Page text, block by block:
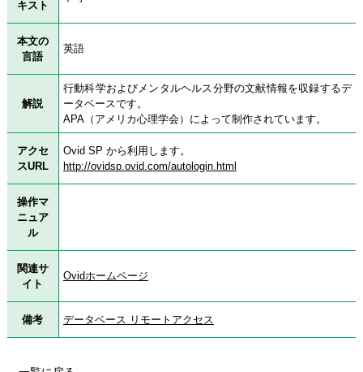
キスト
本文の
言語
英語
解説
行動科学およびメンタルヘルス分野の文献情報を収録するデ
ータベースです。
APA（アメリカ心理学会）によって制作されています。
アクセ
スURL
Ovid SP から利用します。
http://ovidsp.ovid.com/autologin.html
操作マ
ニュア
ル
関連サ
イト
Ovidホームページ
備考 データベース リモートアクセス